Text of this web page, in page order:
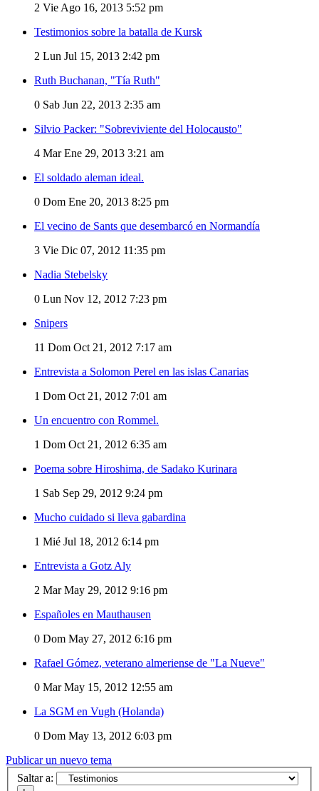
2 Vie Ago 16, 2013 5:52 pm
Testimonios sobre la batalla de Kursk
2 Lun Jul 15, 2013 2:42 pm
Ruth Buchanan, "Tía Ruth"
0 Sab Jun 22, 2013 2:35 am
Silvio Packer: "Sobreviviente del Holocausto"
4 Mar Ene 29, 2013 3:21 am
El soldado aleman ideal.
0 Dom Ene 20, 2013 8:25 pm
El vecino de Sants que desembarcó en Normandía
3 Vie Dic 07, 2012 11:35 pm
Nadia Stebelsky
0 Lun Nov 12, 2012 7:23 pm
Snipers
11 Dom Oct 21, 2012 7:17 am
Entrevista a Solomon Perel en las islas Canarias
1 Dom Oct 21, 2012 7:01 am
Un encuentro con Rommel.
1 Dom Oct 21, 2012 6:35 am
Poema sobre Hiroshima, de Sadako Kurinara
1 Sab Sep 29, 2012 9:24 pm
Mucho cuidado si lleva gabardina
1 Mié Jul 18, 2012 6:14 pm
Entrevista a Gotz Aly
2 Mar May 29, 2012 9:16 pm
Españoles en Mauthausen
0 Dom May 27, 2012 6:16 pm
Rafael Gómez, veterano almeriense de "La Nueve"
0 Mar May 15, 2012 12:55 am
La SGM en Vugh (Holanda)
0 Dom May 13, 2012 6:03 pm
Publicar un nuevo tema
Saltar a: